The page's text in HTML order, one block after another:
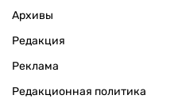
Архивы
Редакция
Реклама
Редакционная политика